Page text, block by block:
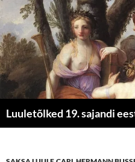
Luuletõlked 19. sajandi